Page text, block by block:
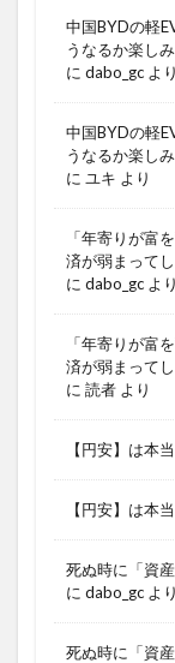
中国BYDの軽
うなるか楽しみ
に dabo_gc より
中国BYDの軽
うなるか楽しみ
に ユキ より
「年寄りが富
済が弱まって
に dabo_gc より
「年寄りが富
済が弱まって
に 読者 より
【円安】は本
【円安】は本
死ぬ時に「資
に dabo_gc より
死ぬ時に「資